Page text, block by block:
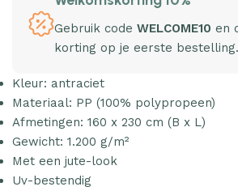
Gebruik code WELCOME10 en
korting op je eerste bestelling.
Kleur: antraciet
Materiaal: PP (100% polypropeen)
Afmetingen: 160 x 230 cm (B x L)
Gewicht: 1.200 g/m²
Met een jute-look
Uv-bestendig